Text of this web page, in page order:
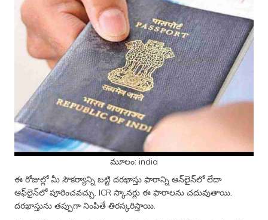
మూలం: india
ఈ రోజుల్లో మీ సౌకర్యాన్ని బట్టి దరఖాస్తు ఫారాన్ని ఆన్‌లైన్‌లో లేదా
ఆఫ్‌లైన్‌లో పూరించవచ్చు. ICR స్కానర్లు ఈ ఫారాలను చదువుతాయి.
దరఖాస్తును తప్పుగా నింపితే తిరస్కరిస్తాయి.